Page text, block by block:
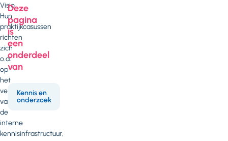
Visio.
Hun
praktijkcasussen
richten
zich
o.a.
op
het
versterken
van
de
interne
kennisinfrastructuur,
Deze
pagina
is
een
onderdeel
van
Kennis en
onderzoek